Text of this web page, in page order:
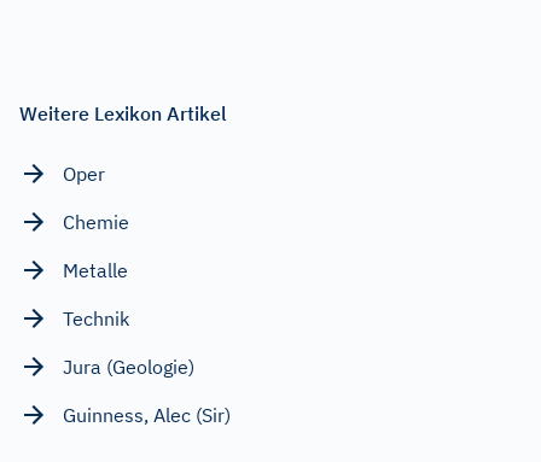
Weitere Lexikon Artikel
Oper
Chemie
Metalle
Technik
Jura (Geologie)
Guinness, Alec (Sir)